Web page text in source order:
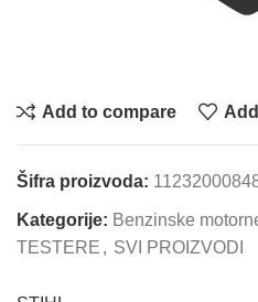
Add to compare
Šifra proizvoda:
Kategorije: Benzinske
TESTERE , SVI PROIZVODI